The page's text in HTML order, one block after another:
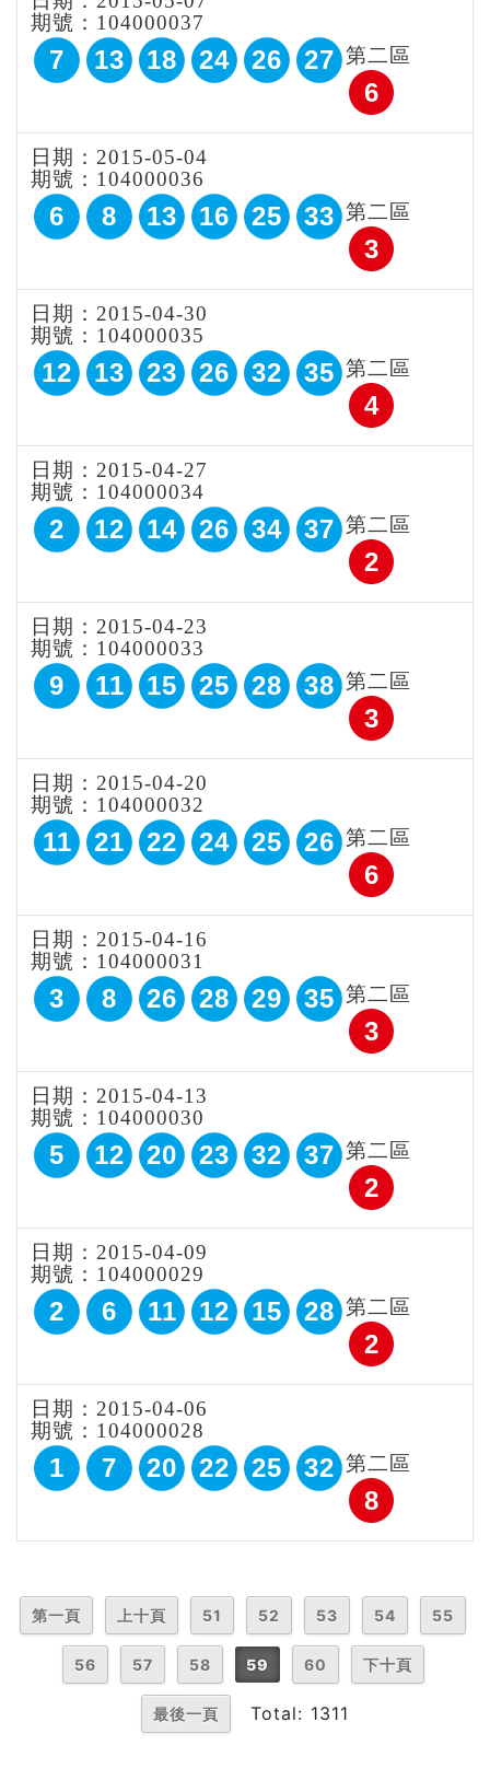
期號：104000037
7 13 18 24 26 27 第二區
6
日期：2015-05-04
期號：104000036
6 8 13 16 25 33 第二區
3
日期：2015-04-30
期號：104000035
12 13 23 26 32 35 第二區
4
日期：2015-04-27
期號：104000034
2 12 14 26 34 37 第二區
2
日期：2015-04-23
期號：104000033
9 11 15 25 28 38 第二區
3
日期：2015-04-20
期號：104000032
11 21 22 24 25 26 第二區
6
日期：2015-04-16
期號：104000031
3 8 26 28 29 35 第二區
3
日期：2015-04-13
期號：104000030
5 12 20 23 32 37 第二區
2
日期：2015-04-09
期號：104000029
2 6 11 12 15 28 第二區
2
日期：2015-04-06
期號：104000028
1 7 20 22 25 32 第二區
8
第一頁 上十頁 51 52 53 54 55
56 57 58 59 60 下十頁
最後一頁 Total: 1311